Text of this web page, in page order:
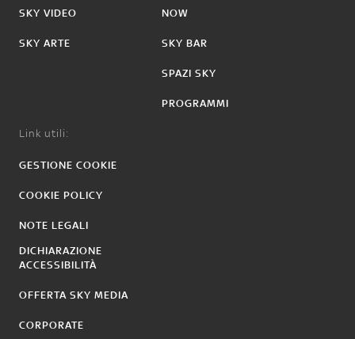
SKY VIDEO
SKY ARTE
NOW
SKY BAR
SPAZI SKY
PROGRAMMI
Link utili:
GESTIONE COOKIE
COOKIE POLICY
NOTE LEGALI
DICHIARAZIONE
ACCESSIBILITÀ
OFFERTA SKY MEDIA
CORPORATE